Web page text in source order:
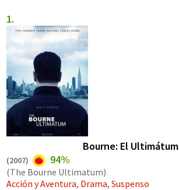
Bourne: El Ultimátum
(2007) 94%
(The Bourne Ultimatum)
Acción y Aventura, Drama,Suspenso